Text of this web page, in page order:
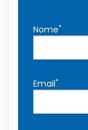
Nome*
Email*